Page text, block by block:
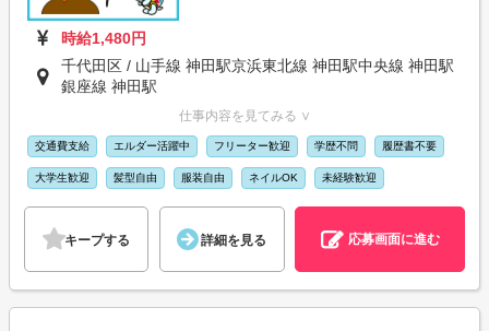
時給1,480円
千代田区 / 山手線 神田駅京浜東北線 神田駅中央線 神田駅
銀座線 神田駅
仕事内容を見てみる ∨
交通費支給 エルダー活躍中 フリーター歓迎 学歴不問 履歴書不要
大学生歓迎 髪型自由 服装自由 ネイルOK 未経験歓迎
キープする 詳細を見る 応募画面に進む